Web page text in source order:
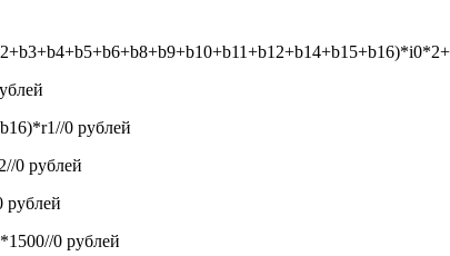
0 рублей
0 рублей
рублей
0 рублей